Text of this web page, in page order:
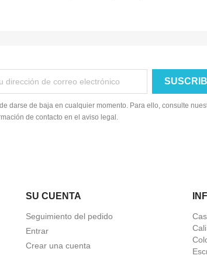
darse de baja en cualquier momento. Para ello, consulte
de contacto en el aviso legal.
SU CUENTA
Seguimiento del pedido
Entrar
Crear una cuenta
Cali